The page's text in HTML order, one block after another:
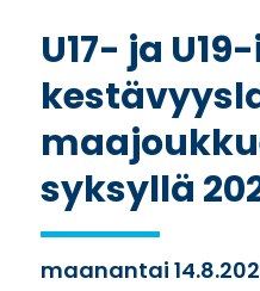
U17- ja
syksyllä
maanantai